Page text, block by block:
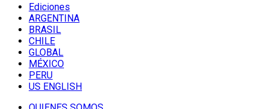
Ediciones
ARGENTINA
BRASIL
CHILE
GLOBAL
MÉXICO
PERU
US ENGLISH